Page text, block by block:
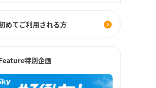
めてご利用される方
特別企画